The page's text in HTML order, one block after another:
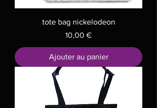
tote bag nickelodeon
Prix
10,00 €
Ajouter au panier